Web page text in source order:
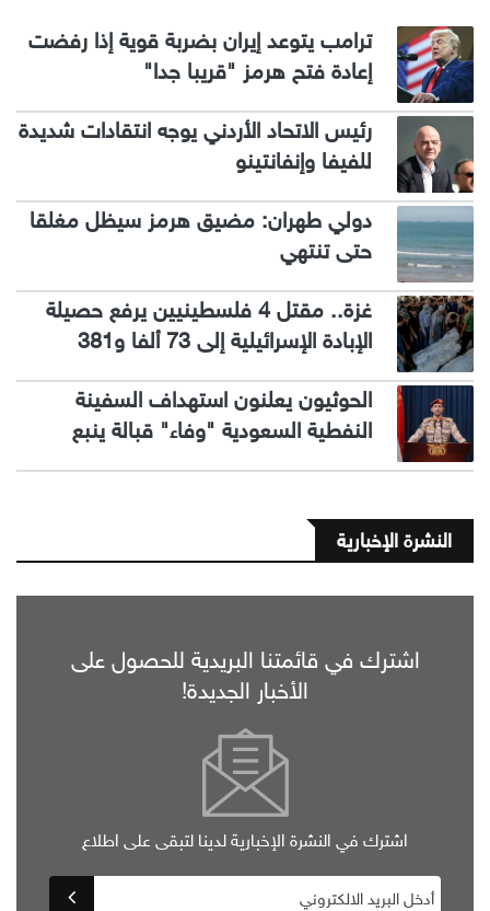
ترامب يتوعد إيران بضربة قوية إذا رفضت
إعادة فتح هرمز "قريبا جدا"
رئيس الاتحاد الأردني يوجه انتقادات شديدة
للفيفا وإنفانتينو
دولي طهران: مضيق هرمز سيظل مغلقا
حتى تنتهي
غزة.. مقتل 4 فلسطينيين يرفع حصيلة
الإبادة الإسرائيلية إلى 73 ألفا و381
الحوثيون يعلنون استهداف السفينة
النفطية السعودية "وفاء" قبالة ينبع
النشرة الإخبارية
اشترك في قائمتنا البريدية للحصول على
الأخبار الجديدة!
اشترك في النشرة الإخبارية لدينا لتبقى على اطلاع